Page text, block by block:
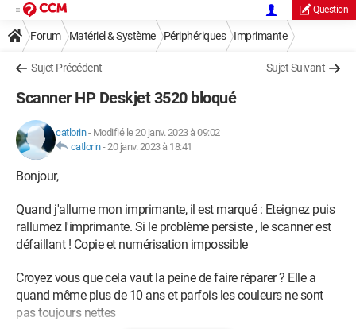
Question
Forum Matériel & Système Périphériques Imprimante
Sujet Précédent Sujet Suivant
Scanner HP Deskjet 3520 bloqué
catlorin- Modifié le 20 janv. 2023 à 09:02
catlorin-20 janv. 2023 à 18:41
Bonjour,
Quand j'allume mon imprimante, il est marqué : Eteignez puis
rallumez l'imprimante. Si le problème persiste , le scanner est
défaillant ! Copie et numérisation impossible
Croyez vous que cela vaut la peine de faire réparer ? Elle a
quand même plus de 10 ans et parfois les couleurs ne sont
pas toujours nettes